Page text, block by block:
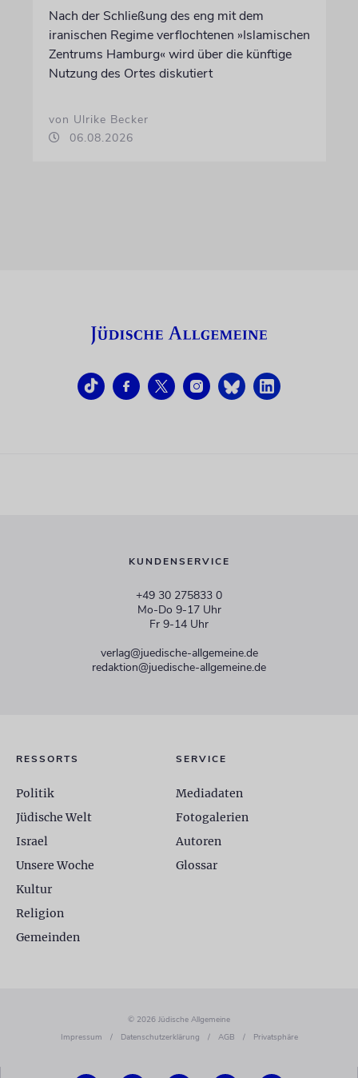
Nach der Schließung des eng mit dem
iranischen Regime verflochtenen »Islamischen
Zentrums Hamburg« wird über die künftige
Nutzung des Ortes diskutiert
von Ulrike Becker
06.08.2026
KUNDENSERVICE
+49 30 275833 0
Mo-Do 9-17 Uhr
Fr 9-14 Uhr
verlag@juedische-allgemeine.de
redaktion@juedische-allgemeine.de
RESSORTS
Politik
Jüdische Welt
Israel
Unsere Woche
Kultur
Religion
Gemeinden
SERVICE
Mediadaten
Fotogalerien
Autoren
Glossar
© 2026 Jüdische Allgemeine
Impressum
/ Datenschutzerklärung / AGB / Privatsphäre